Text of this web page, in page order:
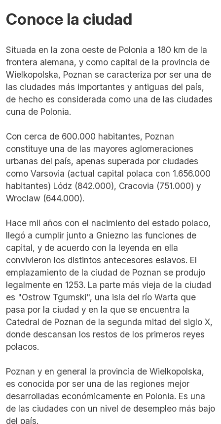
Conoce la ciudad
Situada en la zona oeste de Polonia a 180 km de la
frontera alemana, y como capital de la provincia de
Wielkopolska, Poznan se caracteriza por ser una de
las ciudades más importantes y antiguas del país,
de hecho es considerada como una de las ciudades
cuna de Polonia.
Con cerca de 600.000 habitantes, Poznan
constituye una de las mayores aglomeraciones
urbanas del país, apenas superada por ciudades
como Varsovia (actual capital polaca con 1.656.000
habitantes) Lódz (842.000), Cracovia (751.000) y
Wroclaw (644.000).
Hace mil años con el nacimiento del estado polaco,
llegó a cumplir junto a Gniezno las funciones de
capital, y de acuerdo con la leyenda en ella
convivieron los distintos antecesores eslavos. El
emplazamiento de la ciudad de Poznan se produjo
legalmente en 1253. La parte más vieja de la ciudad
es "Ostrow Tgumski", una isla del río Warta que
pasa por la ciudad y en la que se encuentra la
Catedral de Poznan de la segunda mitad del siglo X,
donde descansan los restos de los primeros reyes
polacos.
Poznan y en general la provincia de Wielkopolska,
es conocida por ser una de las regiones mejor
desarrolladas económicamente en Polonia. Es una
de las ciudades con un nivel de desempleo más bajo
del país.